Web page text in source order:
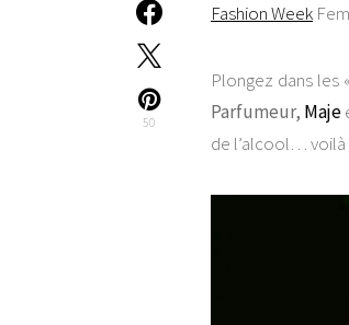
50
Fashion Week
Plongez dans les
Parfumeur, Maje
de l’alcool… voilà